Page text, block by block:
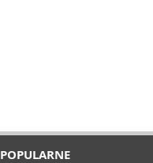
POPULARNE